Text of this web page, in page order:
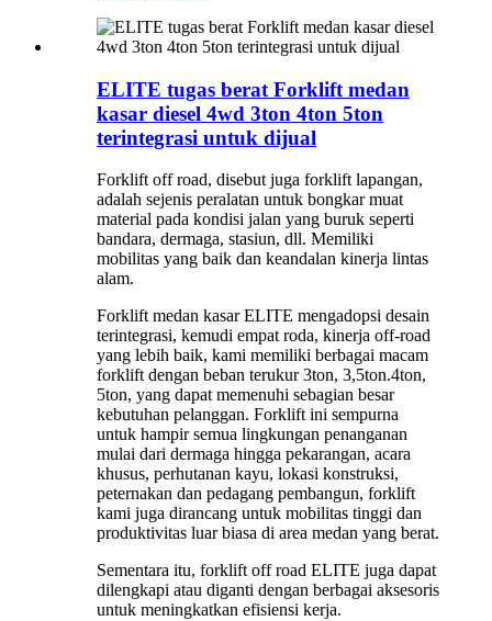
ELITE tugas berat Forklift medan
kasar diesel 4wd 3ton 4ton 5ton
terintegrasi untuk dijual
Forklift off road, disebut juga forklift lapangan,
adalah sejenis peralatan untuk bongkar muat
material pada kondisi jalan yang buruk seperti
bandara, dermaga, stasiun, dll. Memiliki
mobilitas yang baik dan keandalan kinerja lintas
alam.
Forklift medan kasar ELITE mengadopsi desain
terintegrasi, kemudi empat roda, kinerja off-road
yang lebih baik, kami memiliki berbagai macam
forklift dengan beban terukur 3ton, 3,5ton.4ton,
5ton, yang dapat memenuhi sebagian besar
kebutuhan pelanggan. Forklift ini sempurna
untuk hampir semua lingkungan penanganan
mulai dari dermaga hingga pekarangan, acara
khusus, perhutanan kayu, lokasi konstruksi,
peternakan dan pedagang pembangun, forklift
kami juga dirancang untuk mobilitas tinggi dan
produktivitas luar biasa di area medan yang berat.
Sementara itu, forklift off road ELITE juga dapat
dilengkapi atau diganti dengan berbagai aksesoris
untuk meningkatkan efisiensi kerja.